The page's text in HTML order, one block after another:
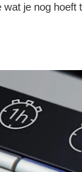
wat je nog hoeft